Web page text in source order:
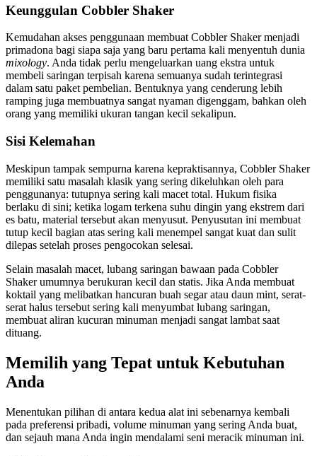
Keunggulan Cobbler Shaker
Kemudahan akses penggunaan membuat Cobbler Shaker menjadi
primadona bagi siapa saja yang baru pertama kali menyentuh dunia
mixology. Anda tidak perlu mengeluarkan uang ekstra untuk
membeli saringan terpisah karena semuanya sudah terintegrasi
dalam satu paket pembelian. Bentuknya yang cenderung lebih
ramping juga membuatnya sangat nyaman digenggam, bahkan oleh
orang yang memiliki ukuran tangan kecil sekalipun.
Sisi Kelemahan
Meskipun tampak sempurna karena kepraktisannya, Cobbler Shaker
memiliki satu masalah klasik yang sering dikeluhkan oleh para
penggunanya: tutupnya sering kali macet total. Hukum fisika
berlaku di sini; ketika logam terkena suhu dingin yang ekstrem dari
es batu, material tersebut akan menyusut. Penyusutan ini membuat
tutup kecil bagian atas sering kali menempel sangat kuat dan sulit
dilepas setelah proses pengocokan selesai.
Selain masalah macet, lubang saringan bawaan pada Cobbler
Shaker umumnya berukuran kecil dan statis. Jika Anda membuat
koktail yang melibatkan hancuran buah segar atau daun mint, serat-
serat halus tersebut sering kali menyumbat lubang saringan,
membuat aliran kucuran minuman menjadi sangat lambat saat
dituang.
Memilih yang Tepat untuk Kebutuhan
Anda
Menentukan pilihan di antara kedua alat ini sebenarnya kembali
pada preferensi pribadi, volume minuman yang sering Anda buat,
dan sejauh mana Anda ingin mendalami seni meracik minuman ini.